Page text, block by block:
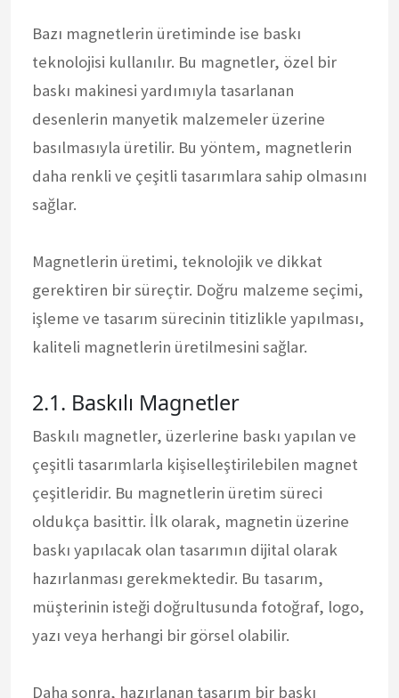
Bazı magnetlerin üretiminde ise baskı
teknolojisi kullanılır. Bu magnetler, özel bir
baskı makinesi yardımıyla tasarlanan
desenlerin manyetik malzemeler üzerine
basılmasıyla üretilir. Bu yöntem, magnetlerin
daha renkli ve çeşitli tasarımlara sahip olmasını
sağlar.
Magnetlerin üretimi, teknolojik ve dikkat
gerektiren bir süreçtir. Doğru malzeme seçimi,
işleme ve tasarım sürecinin titizlikle yapılması,
kaliteli magnetlerin üretilmesini sağlar.
2.1. Baskılı Magnetler
Baskılı magnetler, üzerlerine baskı yapılan ve
çeşitli tasarımlarla kişiselleştirilebilen magnet
çeşitleridir. Bu magnetlerin üretim süreci
oldukça basittir. İlk olarak, magnetin üzerine
baskı yapılacak olan tasarımın dijital olarak
hazırlanması gerekmektedir. Bu tasarım,
müşterinin isteği doğrultusunda fotoğraf, logo,
yazı veya herhangi bir görsel olabilir.
Daha sonra, hazırlanan tasarım bir baskı